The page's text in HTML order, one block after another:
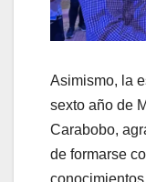
Asimismo, la
sexto año de
Carabobo,
de formarse